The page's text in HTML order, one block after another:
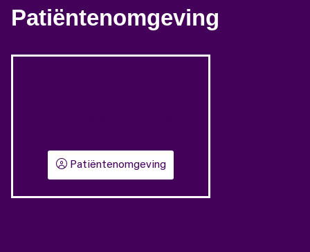
Patiëntenomgeving
Patiëntenomgeving